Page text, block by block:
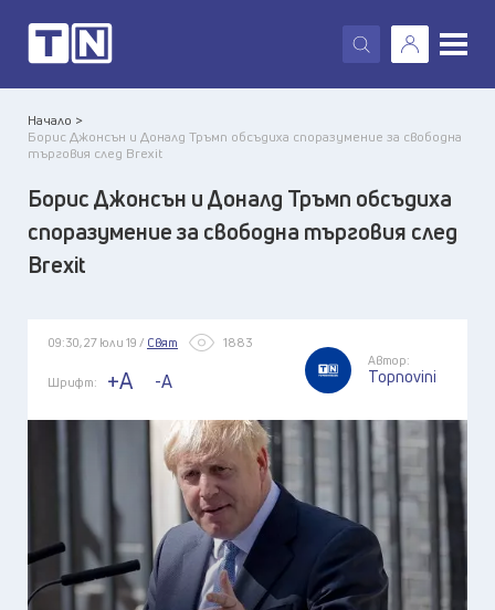
X
Начало >
Борис Джонсън и Доналд Тръмп обсъдиха споразумение за свободна
търговия след Brexit
Борис Джонсън и Доналд Тръмп обсъдиха
споразумение за свободна търговия след
Brexit
09:30, 27 юли 19 / Свят 1883
Шрифт: +A -A
Автор:
Topnovini